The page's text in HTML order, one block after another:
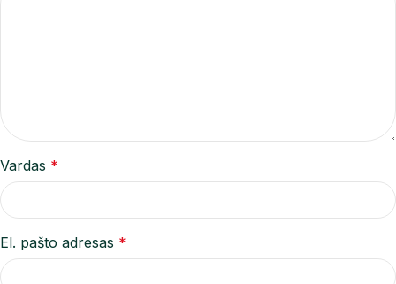
Vardas *
El. pašto adresas *